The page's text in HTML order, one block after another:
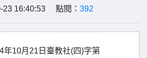
23 16:40:53 點閱： 392
年10月21日臺教社(四)字第